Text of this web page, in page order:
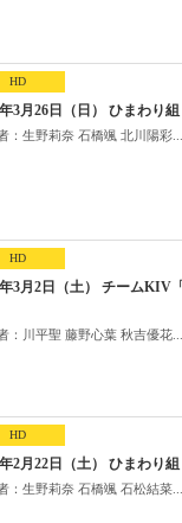
HD
3月26日（日） ひまわり
：生野莉奈 石橋颯 北川陽彩...
HD
3月2日（土） チームKIV
：川平聖 藤野心葉 秋吉優花...
HD
2月22日（土） ひまわり
：生野莉奈 石橋颯 石松結菜...